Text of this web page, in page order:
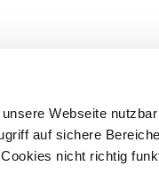
Webseite
auf sichere
nicht richtig